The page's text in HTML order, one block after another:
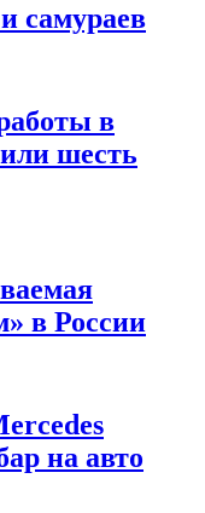
самураев
в
шесть
в России
на авто